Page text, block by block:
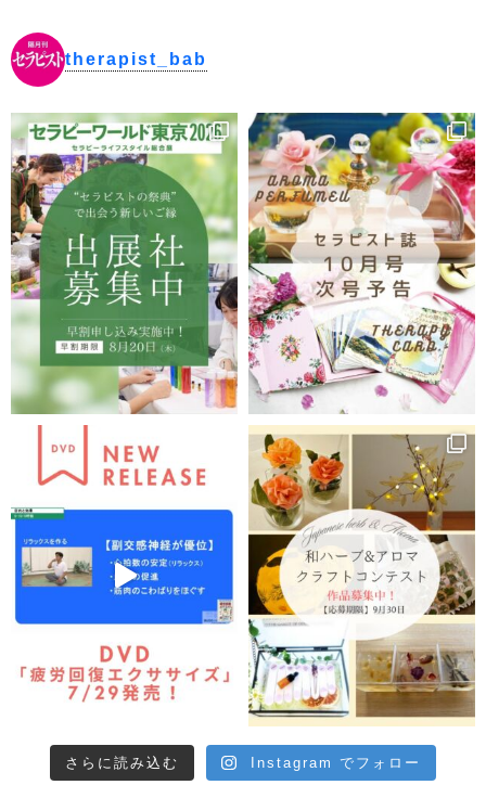
therapist_bab
さらに読み込む Instagram でフォロー